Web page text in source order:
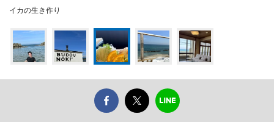
イカの生き作り